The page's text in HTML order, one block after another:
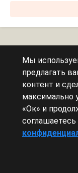
Сейчас на
Эту страницу никто
Мы
предлагать
контент и
максимально
«Ок» и
соглашаетесь